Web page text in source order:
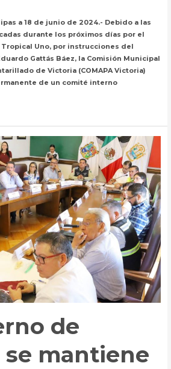
a 18 de junio de 2024.- Debido a las
durante los próximos días por el
Uno, por instrucciones del
Gattás Báez, la Comisión Municipal
de Victoria (COMAPA Victoria)
de un comité interno
de
mantiene